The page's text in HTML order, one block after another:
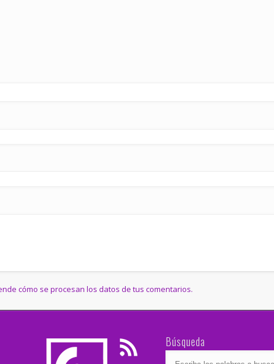
cómo se procesan los datos de tus comentarios.
Búsqueda